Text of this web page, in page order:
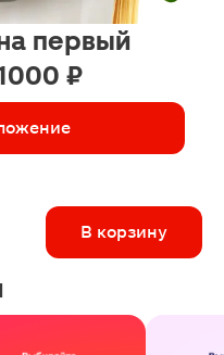
первый
₽
В корзину